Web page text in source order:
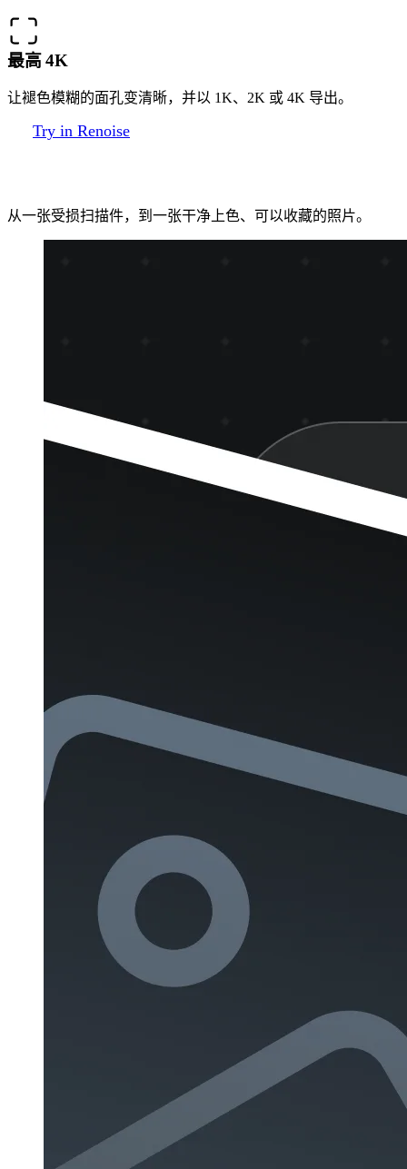
最高 4K
让褪色模糊的面孔变清晰，并以 1K、2K 或 4K 导出。
Try in Renoise
从一张受损扫描件，到一张干净上色、可以收藏的照片。